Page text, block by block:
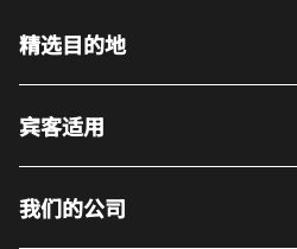
精选目的地
宾客适用
我们的公司